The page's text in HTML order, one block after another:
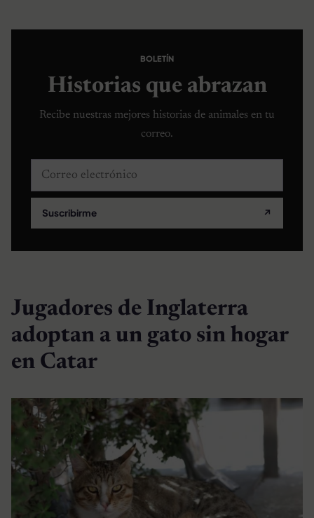
BOLETÍN
Historias que abrazan
Recibe nuestras mejores historias de animales en tu
correo.
Correo electrónico
Suscribirme ↗
Jugadores de Inglaterra
adoptan a un gato sin hogar
en Catar